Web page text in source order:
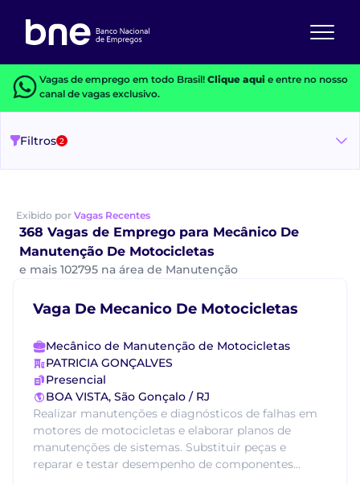
Vagas de emprego em todo Brasil! Clique aquie entre no nosso
canal de vagas exclusivo.
Filtros 2
Exibido por Vagas Recentes
368 Vagas de Emprego para Mecânico De
Manutenção De Motocicletas
e mais 102795 na área de Manutenção
Vaga De Mecanico De Motocicletas
Mecânico de Manutenção de Motocicletas
PATRICIA GONÇALVES
Presencial
BOA VISTA, São Gonçalo / RJ
Realizar manutenções e diagnósticos de falhas em
motores de motocicletas e elaborar planos de
manutenções de sistemas. Substituir peças e
reparar e testar desempenho de componentes...